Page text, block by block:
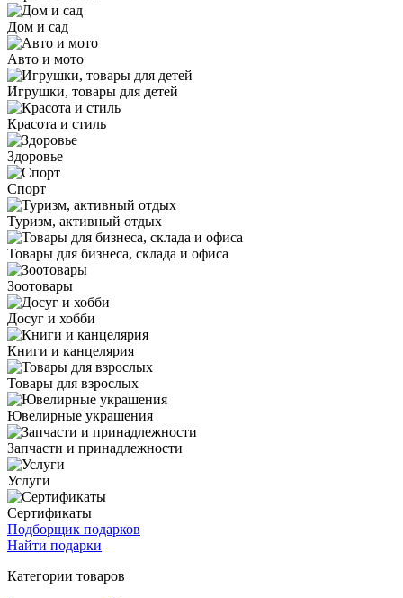
Дом и сад
Авто и мото
Игрушки, товары для детей
Красота и стиль
Здоровье
Спорт
Туризм, активный отдых
Товары для бизнеса, склада и офиса
Зоотовары
Досуг и хобби
Книги и канцелярия
Товары для взрослых
Ювелирные украшения
Запчасти и принадлежности
Услуги
Сертификаты
Подборщик подарков
Найти подарки
Категории товаров